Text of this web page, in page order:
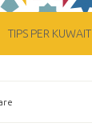
TIPS PER KUWAIT